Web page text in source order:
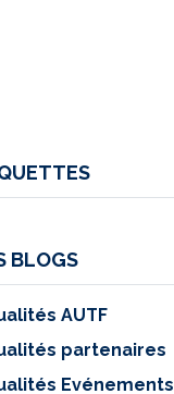
BLOGS
AUTF
partenaires
Evénements